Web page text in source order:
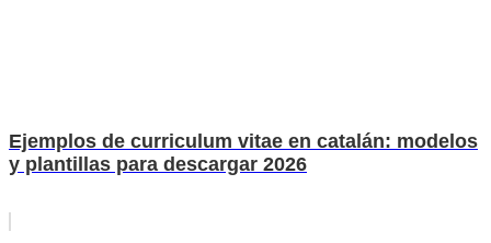
Ejemplos de curriculum vitae en catalán: modelos
y plantillas para descargar 2026